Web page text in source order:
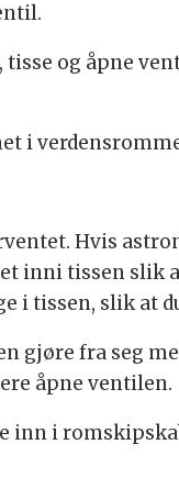
og åpne
i
Hvis
inni tissen slik
i tissen, slik at
gjøre fra seg
åpne ventilen.
inn i